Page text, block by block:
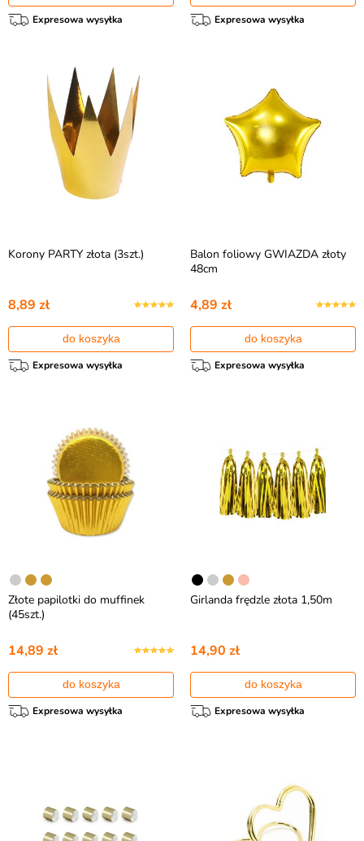
Expresowa wysyłka Expresowa wysyłka
Korony PARTY złota (3szt.)
8,89 zł
do koszyka
Expresowa wysyłka
Balon foliowy GWIAZDA złoty
48cm
4,89 zł
do koszyka
Expresowa wysyłka
Złote papilotki do muffinek
(45szt.)
14,89 zł
do koszyka
Expresowa wysyłka
Girlanda frędzle złota 1,50m
14,90 zł
do koszyka
Expresowa wysyłka